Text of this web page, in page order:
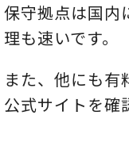
保守拠点は国内
理も速いです。
また、他にも有
公式サイトを確